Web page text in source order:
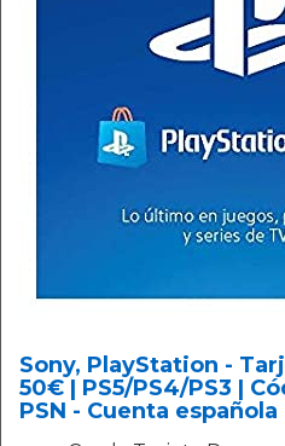
Sony, PlayStation -
50€ | PS5/PS4/PS3 |
PSN - Cuenta española